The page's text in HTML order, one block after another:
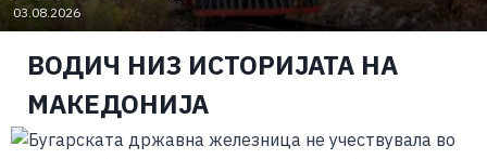
03.08.2026
ВОДИЧ НИЗ ИСТОРИЈАТА НА
МАКЕДОНИЈА